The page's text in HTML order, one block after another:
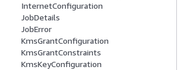
InternetConfiguration
JobDetails
JobError
KmsGrantConfiguration
KmsGrantConstraints
KmsKeyConfiguration